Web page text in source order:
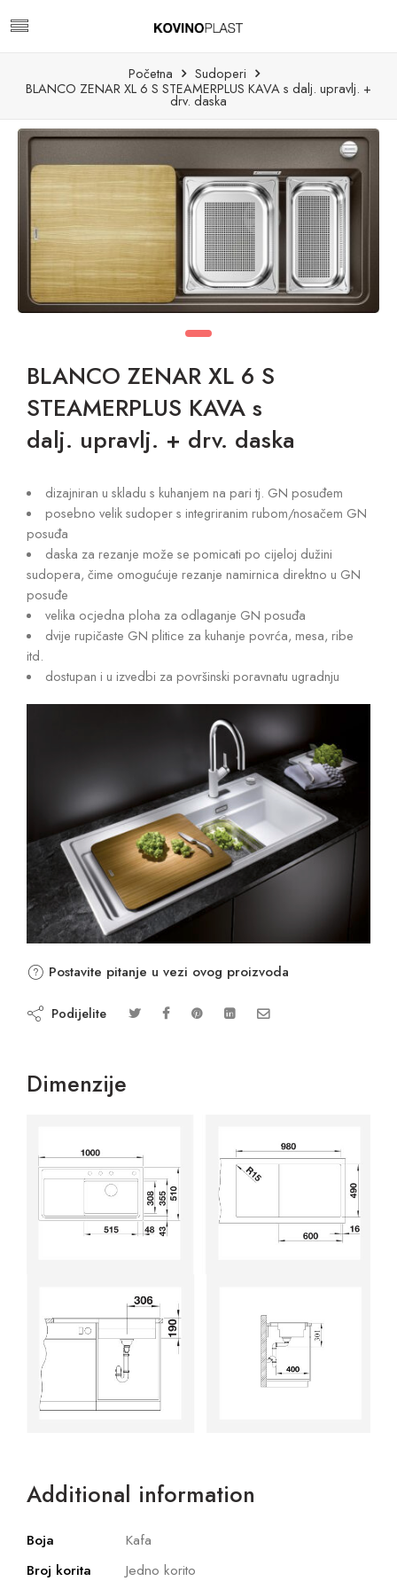
Početna
Sudoperi
BLANCO ZENAR XL 6 S STEAMERPLUS KAVA s dalj. upravlj. +
drv. daska
BLANCO ZENAR XL 6 S
STEAMERPLUS KAVA s
dalj. upravlj. + drv. daska
dizajniran u skladu s kuhanjem na pari tj. GN posuđem
posebno velik sudoper s integriranim rubom/nosačem GN
posuđa
daska za rezanje može se pomicati po cijeloj dužini
sudopera, čime omogućuje rezanje namirnica direktno u GN
posuđe
velika ocjedna ploha za odlaganje GN posuđa
dvije rupičaste GN plitice za kuhanje povrća, mesa, ribe
itd.
dostupan i u izvedbi za površinski poravnatu ugradnju
Postavite pitanje u vezi ovog proizvoda
Podijelite
Dimenzije
Additional information
Boja
Kafa
Broj korita
Jedno korito